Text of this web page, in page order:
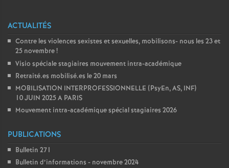
i
g
n
e
m
ACTUALITÉS
Contre les violences sexistes et sexuelles, mobilisons- nous les 23 et
25 novembre!
Visio spéciale stagiaires mouvement intra-académique
Retraité.es mobilisé.es le 20 mars
MOBILISATION INTERPROFESSIONNELLE (PsyEn, AS, INF)
10 JUIN 2025 A PARIS
Mouvement intra-académique spécial stagiaires 2026
PUBLICATIONS
Bulletin 271
Bulletin d’informations - novembre 2024